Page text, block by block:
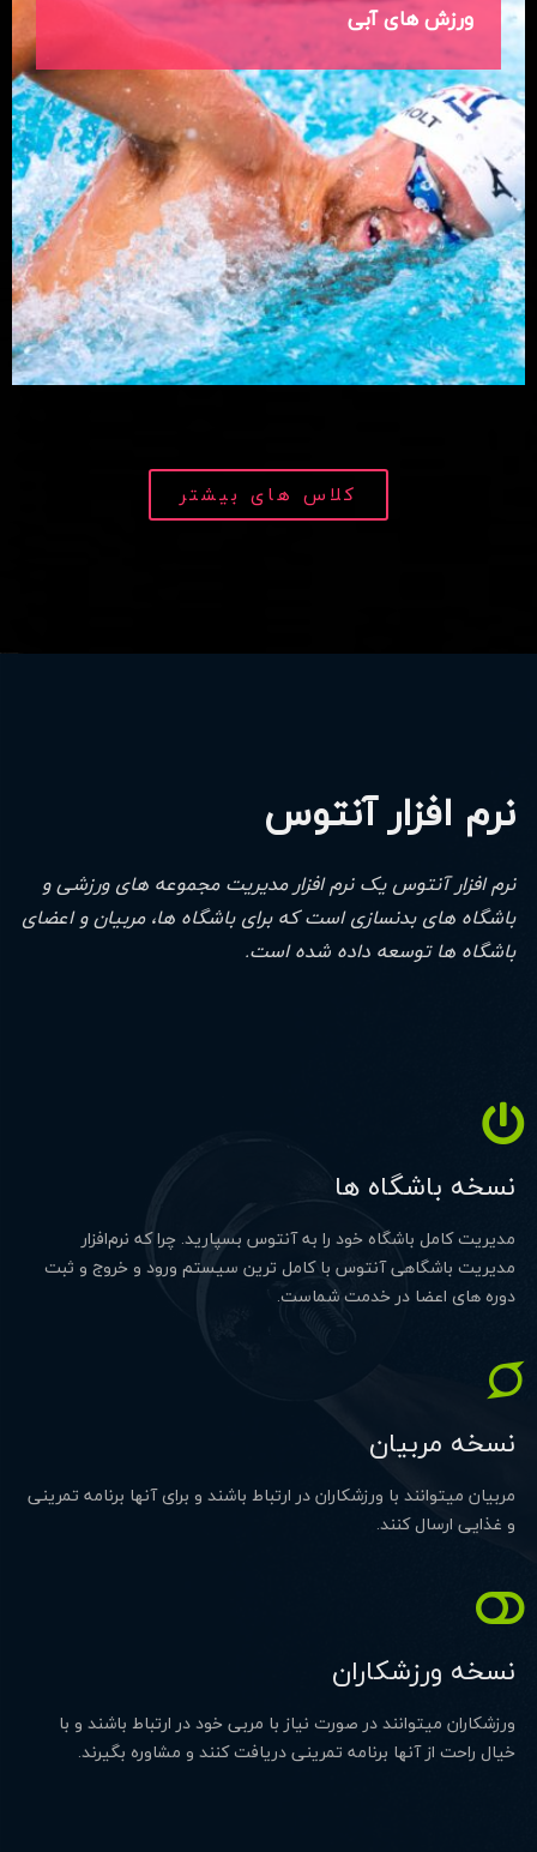
ورزش های آبی
کلاس های بیشتر
نرم افزار آنتوس
نرم افزار آنتوس یک نرم افزار مدیریت مجموعه های ورزشی و
باشگاه های بدنسازی است که برای باشگاه ها، مربیان و اعضای
باشگاه ها توسعه داده شده است.
نسخه باشگاه ها
مدیریت کامل باشگاه خود را به آنتوس بسپارید. چرا که نرم‌افزار
مدیریت باشگاهی آنتوس با کامل ترین سیستم ورود و خروج و ثبت
دوره های اعضا در خدمت شماست.
نسخه مربیان
مربیان میتوانند با ورزشکاران در ارتباط باشند و برای آنها برنامه تمرینی
و غذایی ارسال کنند.
نسخه ورزشکاران
ورزشکاران میتوانند در صورت نیاز با مربی خود در ارتباط باشند و با
خیال راحت از آنها برنامه تمرینی دریافت کنند و مشاوره بگیرند.